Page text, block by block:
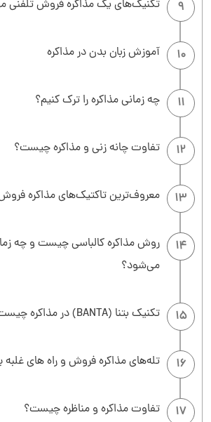
9 تکنیک‌های یک مذاکره فروش تلفنی
10 آموزش زبان بدن در مذاکره
11 چه زمانی مذاکره را ترک کنیم؟
12 تفاوت چانه زنی و مذاکره چیست؟
13 معروف‌ترین تاکتیک‌های مذاکره فروش
14
روش مذاکره کالباسی چیست و چه
می‌شود؟
15 تکنیک بتنا (BANTA) در مذاکره چیست؟
16 تله‌های مذاکره فروش و راه های غلبه
17 تفاوت مذاکره و مناظره چیست؟